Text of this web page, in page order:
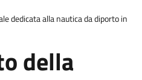
dedicata alla nautica da diporto in
della